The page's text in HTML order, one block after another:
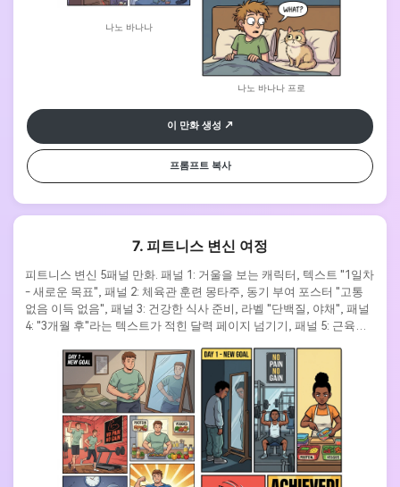
나노 바나나
나노 바나나 프로
이 만화 생성
프롬프트 복사
7. 피트니스 변신 여정
피트니스 변신 5패널 만화. 패널 1: 거울을 보는 캐릭터, 텍스트 "1일차
- 새로운 목표", 패널 2: 체육관 훈련 몽타주, 동기 부여 포스터 "고통
없음 이득 없음", 패널 3: 건강한 식사 준비, 라벨 "단백질, 야채", 패널
4: "3개월 후"라는 텍스트가 적힌 달력 페이지 넘기기, 패널 5: 근육질
포스터 스타일, 전후 대조, 대담한 영감을 주는 텍스트.